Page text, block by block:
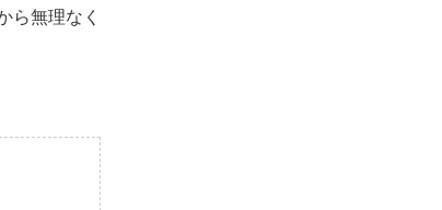
ら無理なく